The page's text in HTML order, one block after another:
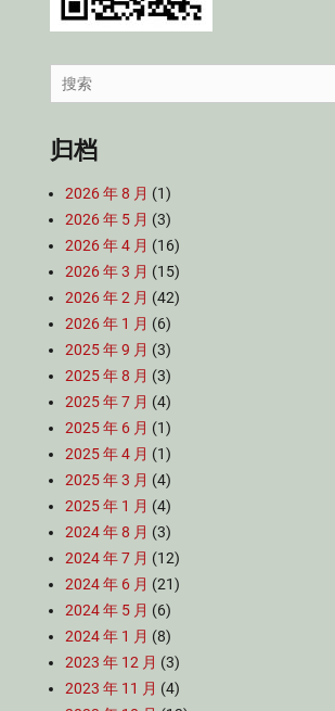
Search
for:
归档
2026 年 8 月 (1)
2026 年 5 月 (3)
2026 年 4 月 (16)
2026 年 3 月 (15)
2026 年 2 月 (42)
2026 年 1 月 (6)
2025 年 9 月 (3)
2025 年 8 月 (3)
2025 年 7 月 (4)
2025 年 6 月 (1)
2025 年 4 月 (1)
2025 年 3 月 (4)
2025 年 1 月 (4)
2024 年 8 月 (3)
2024 年 7 月 (12)
2024 年 6 月 (21)
2024 年 5 月 (6)
2024 年 1 月 (8)
2023 年 12 月 (3)
2023 年 11 月 (4)